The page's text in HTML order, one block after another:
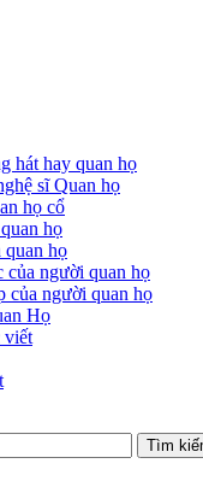
hát hay quan họ
sĩ Quan họ
họ cổ
họ
quan họ
của người quan họ
của người quan họ
Họ
viết